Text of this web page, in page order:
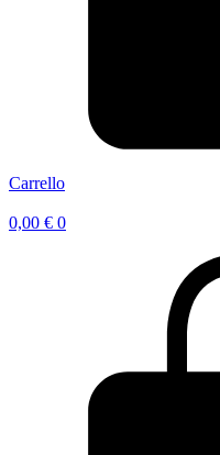
Carrello
0,00 € 0